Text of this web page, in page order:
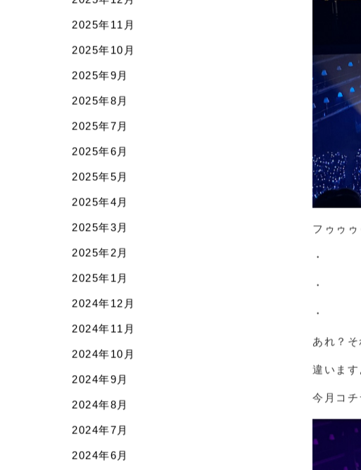
1ヶ月
本当に
フゥゥ
・
・
・
あれ？そ
違いま
2026年3月
2026年2月
2026年1月
2025年12月
2025年11月
2025年10月
2025年9月
2025年8月
2025年7月
2025年6月
2025年5月
2025年4月
2025年3月
2025年2月
2025年1月
2024年12月
2024年11月
2024年10月
2024年9月